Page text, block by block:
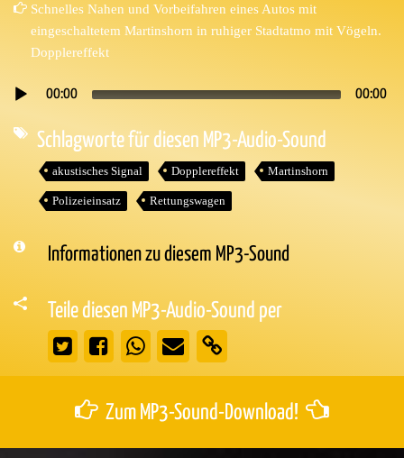
Schnelles Nahen und Vorbeifahren eines Autos mit
eingeschaltetem Martinshorn in ruhiger Stadtatmo mit Vögeln.
Dopplereffekt
Audio-
00:00 00:00
Schlagworte für diesen MP3-Audio-Sound
akustisches Signal Dopplereffekt Martinshorn
Polizeieinsatz Rettungswagen
Informationen zu diesem MP3-Sound
Teile diesen MP3-Audio-Sound per
Zum MP3-Sound-Download!